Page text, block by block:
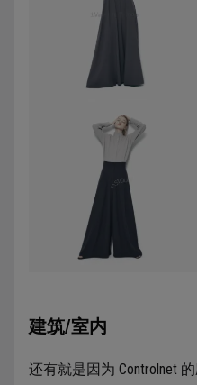
建筑/室内
还有就是因为 Controlnet